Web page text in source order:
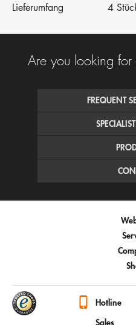
Lieferumfang
4
Are you looking
FREQUENT
Hotline
Sales